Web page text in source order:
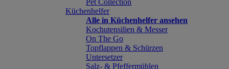
Pet Collection
Küchenhelfer
Alle in Küchenhelfer ansehen
Kochutensilien & Messer
On The Go
Topflappen & Schürzen
Untersetzer
Salz- & Pfeffermühlen